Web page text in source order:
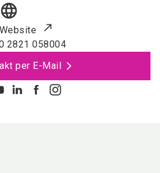
language
Website
2821 058004
per E-Mail